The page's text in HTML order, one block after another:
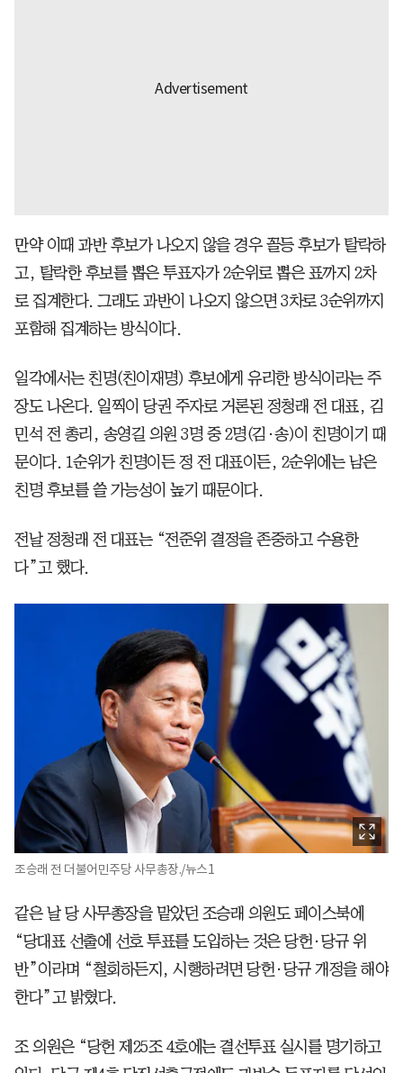
만약 이때 과반 후보가 나오지 않을 경우 꼴등 후보가 탈락하
고, 탈락한 후보를 뽑은 투표자가 2순위로 뽑은 표까지 2차
로 집계한다. 그래도 과반이 나오지 않으면 3차로 3순위까지
포함해 집계하는 방식이다.
일각에서는 친명(친이재명) 후보에게 유리한 방식이라는 주
장도 나온다. 일찍이 당권 주자로 거론된 정청래 전 대표, 김
민석 전 총리, 송영길 의원 3명 중 2명(김·송)이 친명이기 때
문이다. 1순위가 친명이든 정 전 대표이든, 2순위에는 남은
친명 후보를 쓸 가능성이 높기 때문이다.
전날 정청래 전 대표는 “전준위 결정을 존중하고 수용한
다”고 했다.
조승래 전 더불어민주당 사무총장./뉴스1
같은 날 당 사무총장을 맡았던 조승래 의원도 페이스북에
“당대표 선출에 선호 투표를 도입하는 것은 당헌·당규 위
반”이라며 “철회하든지, 시행하려면 당헌·당규 개정을 해야
한다”고 밝혔다.
조 의원은 “당헌 제25조 4호에는 결선투표 실시를 명기하고